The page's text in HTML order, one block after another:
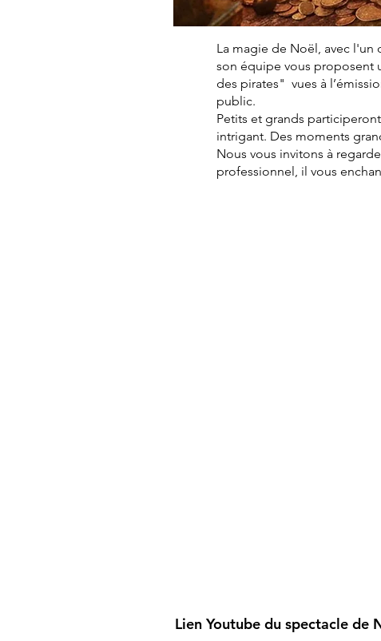
La magie de Noël, avec
son équipe vous proposent
des pirates" vues à
public.
Petits et grands
intrigant. Des moments
Nous vous invitons à
professionnel, il vous
Lien Youtube du spectacle de